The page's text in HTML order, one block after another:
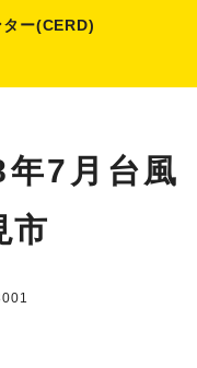
ー(CERD)
年7月台風
市